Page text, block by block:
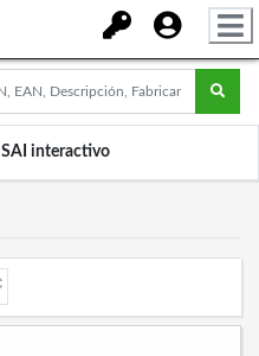
SAI interactivo